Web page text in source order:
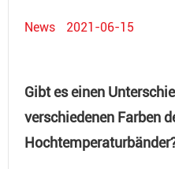
News 2021-06-15
Gibt es einen
verschiedenen Farben